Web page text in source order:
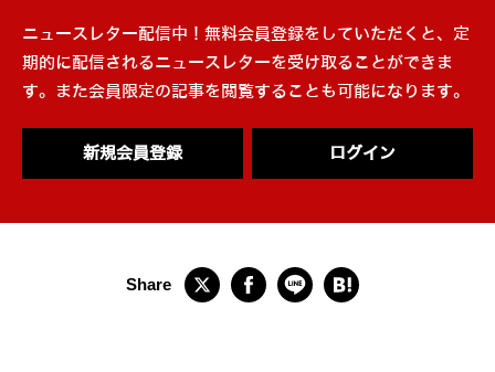
ニュースレター配信中！無料会員登録をしていただくと、定
期的に配信されるニュースレターを受け取ることができま
す。また会員限定の記事を閲覧することも可能になります。
新規会員登録 ログイン